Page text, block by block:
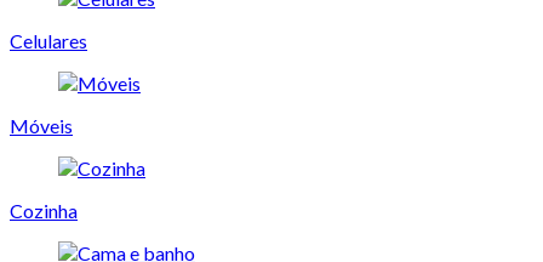
Celulares
Móveis
Cozinha